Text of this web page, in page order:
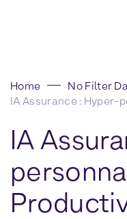
Home
No Filter
IA